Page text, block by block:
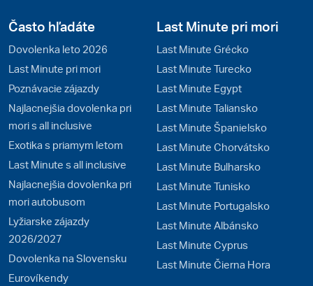
Často hľadáte
Dovolenka leto 2026
Last Minute pri mori
Poznávacie zájazdy
Najlacnejšia dovolenka pri
mori s all inclusive
Exotika s priamym letom
Last Minute s all inclusive
Najlacnejšia dovolenka pri
mori autobusom
Lyžiarske zájazdy
2026/2027
Dovolenka na Slovensku
Eurovíkendy
Last Minute pri mori
Last Minute Grécko
Last Minute Turecko
Last Minute Egypt
Last Minute Taliansko
Last Minute Španielsko
Last Minute Chorvátsko
Last Minute Bulharsko
Last Minute Tunisko
Last Minute Portugalsko
Last Minute Albánsko
Last Minute Cyprus
Last Minute Čierna Hora